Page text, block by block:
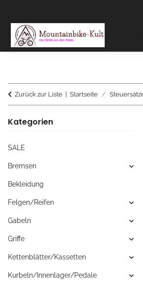
Zurück zur Liste Startseite
Kategorien
SALE
Bremsen
Bekleidung
Felgen/Reifen
Gabeln
Griffe
Kettenblätter/Kassetten
Kurbeln/Innenlager/Pedale